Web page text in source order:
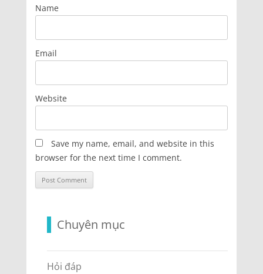
Name
Email
Website
Save my name, email, and website in this
browser for the next time I comment.
Chuyên mục
Hỏi đáp